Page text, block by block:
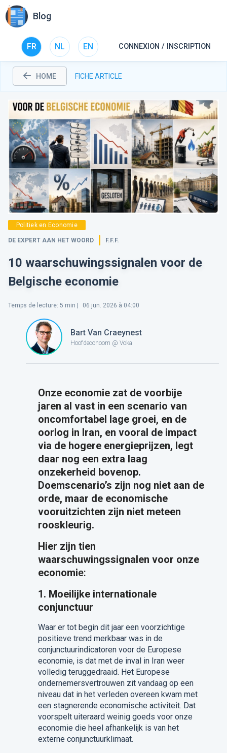
Blog
FR NL EN CONNEXION / INSCRIPTION
HOME FICHE ARTICLE
Politiek en Economie
DE EXPERT AAN HET WOORD F.F.F.
10 waarschuwingssignalen voor de
Belgische economie
Temps de lecture: 5 min | 06 jun. 2026 à 04:00
Bart Van Craeynest
Hoofdeconoom @ Voka
Onze economie zat de voorbije
jaren al vast in een scenario van
oncomfortabel lage groei, en de
oorlog in Iran, en vooral de impact
via de hogere energieprijzen, legt
daar nog een extra laag
onzekerheid bovenop.
Doemscenario’s zijn nog niet aan de
orde, maar de economische
vooruitzichten zijn niet meteen
rooskleurig.
Hier zijn tien
waarschuwingssignalen voor onze
economie:
1. Moeilijke internationale
conjunctuur
Waar er tot begin dit jaar een voorzichtige
positieve trend merkbaar was in de
conjunctuurindicatoren voor de Europese
economie, is dat met de inval in Iran weer
volledig teruggedraaid. Het Europese
ondernemersvertrouwen zit vandaag op een
niveau dat in het verleden overeen kwam met
een stagnerende economische activiteit. Dat
voorspelt uiteraard weinig goeds voor onze
economie die heel afhankelijk is van het
externe conjunctuurklimaat.